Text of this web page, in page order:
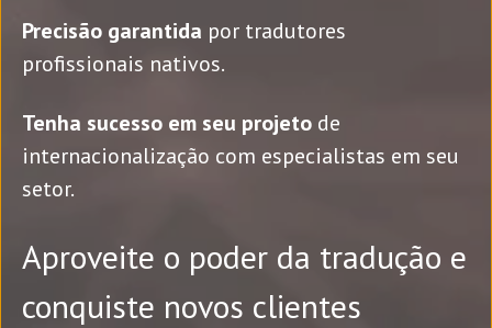
Precisão garantida por tradutores
profissionais nativos.
Tenha sucesso em seu projeto de
internacionalização com especialistas em seu
setor.
Aproveite o poder da tradução e
conquiste novos clientes